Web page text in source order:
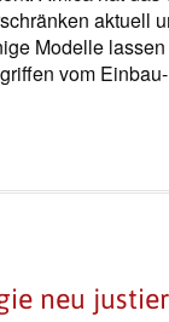
aktuell
Modelle
vom
neu